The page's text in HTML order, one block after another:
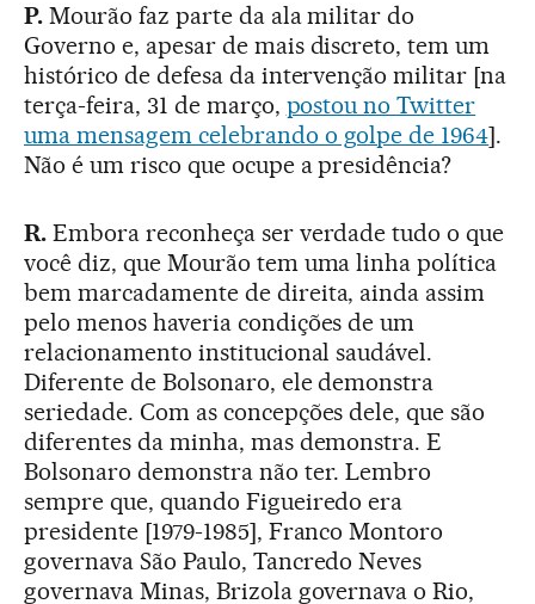
P.Mourão faz parte da ala militar do
Governo e, apesar de mais discreto, tem um
histórico de defesa da intervenção militar [na
terça-feira, 31 de março, postou no Twitter
uma mensagem celebrando o golpe de 1964].
Não é um risco que ocupe a presidência?
R. Embora reconheça ser verdade tudo o que
você diz, que Mourão tem uma linha política
bem marcadamente de direita, ainda assim
pelo menos haveria condições de um
relacionamento institucional saudável.
Diferente de Bolsonaro, ele demonstra
seriedade. Com as concepções dele, que são
diferentes da minha, mas demonstra. E
Bolsonaro demonstra não ter. Lembro
sempre que, quando Figueiredo era
presidente [1979-1985], Franco Montoro
governava São Paulo, Tancredo Neves
governava Minas, Brizola governava o Rio,